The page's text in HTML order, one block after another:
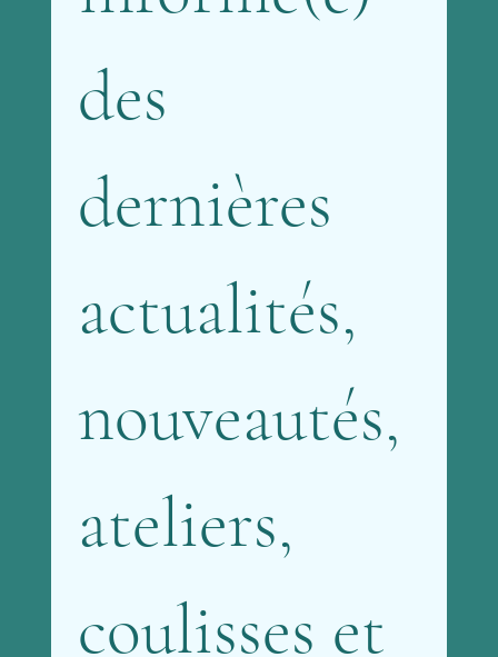
des
dernières
actualités,
nouveautés,
ateliers,
coulisses et